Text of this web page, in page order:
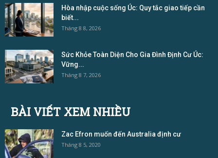
Hòa nhập cuộc sống Úc: Quy tắc giao tiếp cần
biết...
Tháng 8 8, 2026
Sức Khỏe Toàn Diện Cho Gia Đình Định Cư Úc:
Vững...
Tháng 8 7, 2026
BÀI VIẾT XEM NHIỀU
Zac Efron muốn đến Australia định cư
Tháng 8 5, 2020